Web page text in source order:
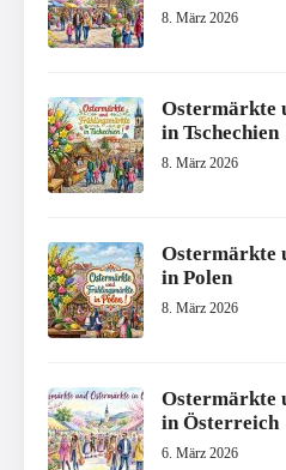
8. März 2026
Ostermärkte
in Tschechien
8. März 2026
Ostermärkte
in Polen
8. März 2026
Ostermärkte
in Österreich
6. März 2026